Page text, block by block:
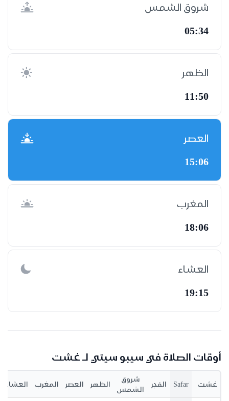
شروق الشمس
05:34
الظهر
11:50
العصر
15:06
المغرب
18:06
العشاء
19:15
أوقات الصلاة في سيبو سيتي لـ غشت
غشت Safar الفجر
شروق
الشمس
الظهر العصر المغرب العشاء